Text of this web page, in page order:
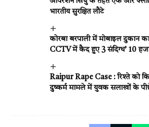
भारतीय सुरक्षित लौटे
कोरबा बरपाली में मोबाइल दुकान
CCTV में कैद हुए 3 संदिग्ध’ 10
Raipur Rape Case : रिश्ते को
दुष्कर्म मामले में युवक सलाखों के